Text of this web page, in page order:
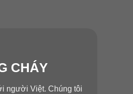
CHÁY
người Việt. Chúng tôi